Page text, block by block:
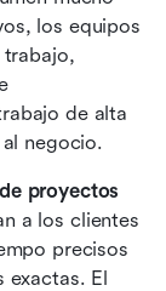
los equipos
trabajo,
de alta
negocio.
proyectos
a los clientes
precisos
exactas. El